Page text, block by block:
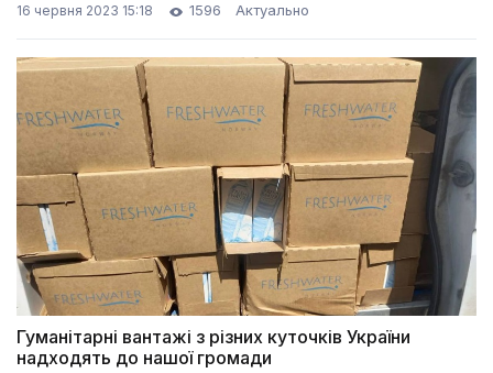
16 червня 2023 15:18 1596 Актуально
Гуманітарні вантажі з різних куточків України
надходять до нашої громади